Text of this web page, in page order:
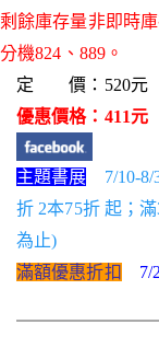
剩餘庫存量非即時
分機824、889。
定 價：520元
優惠價格：411元
主題書展
7/10-
折 2本75折 起；
為止)
滿額優惠折扣
7/